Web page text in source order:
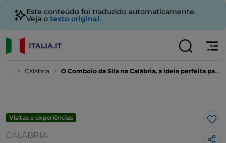
Este conteúdo foi traduzido automaticamente.
Veja o texto original.
... Calábria O Comboio da Sila na Calábria, a ideia perfeita para uma viagem em família
Visitas e experiências
CALÁBRIA